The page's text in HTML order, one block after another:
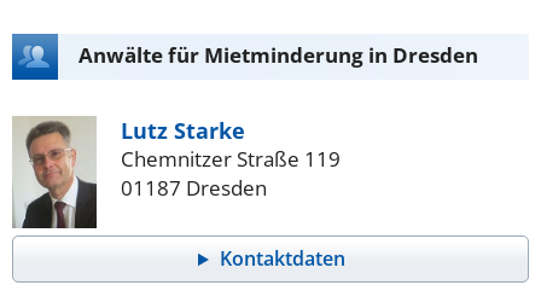
Anwälte für Mietminderung in Dresden
Lutz Starke
Chemnitzer Straße 119
01187 Dresden
Kontaktdaten